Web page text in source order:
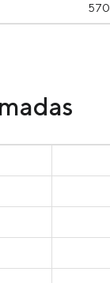
570